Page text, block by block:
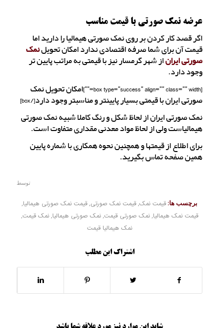
عرضه نمک صورتی با قیمت مناسب
اگر قصد کار کردن بر روی نمک صورتی هیمالیا را دارید اما
قیمت آن برای شما صرفه اقتصادی ندارد امکان تحویلنمک
صورتی ایراناز شهر گرمسار نیز با قیمتی به مراتب پایین تر
وجود دارد.
[box type=”success” align=”” class=”” width=””]امکان تحویل نمک
صورتی ایران با قیمتی بسیار پایینتر و مناسبتر وجود دارد[/box]
نمک صورتی ایران از لحاظ شکل و رنگ کاملا شبیه نمک صورتی
هیمالیاست ولی از لحاظ مواد معدنی مقداری متفاوت است.
برای اطلاع از قیمتها و همچنین نحوه همکاری با شماره پایین
همین صفحه تماس بگیرید.
توسط
برچسب ها:قیمت نمک, قیمت نمک صورتی, قیمت نمک صورتی هیمالیا,
قیمت نمک هیمالیا,نمک صورتی قیمت,نمک صورتی هیمالیا,نمک قیمت,
نمک هیمالیا قیمت
اشتراک این مطلب